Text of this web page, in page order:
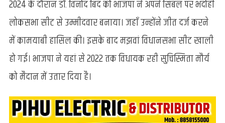
2024 के दौरान डॉ. विनोद बिंद को भाजपा ने अपने सिंबल पर भदोही
लोकसभा सीट से उम्मीदवार बनाया। जहाँ उन्होंने जीत दर्ज करने
में कामयाबी हासिल की। इसके बाद मझवां विधानसभा सीट खाली
हो गई। भाजपा ने यहां से 2022 तक विधायक रही सुचिस्मिता मौर्य
को मैदान में उतार दिया है।